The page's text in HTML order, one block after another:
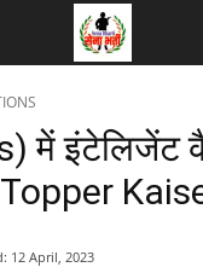
में इंटेलिजेंट
12 April, 2023